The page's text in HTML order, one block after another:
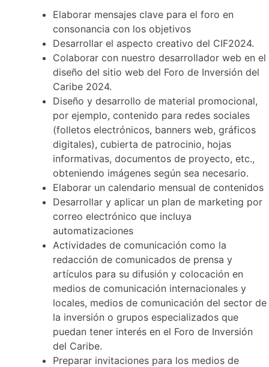
Elaborar mensajes clave para el foro en
consonancia con los objetivos
Desarrollar el aspecto creativo del CIF2024.
Colaborar con nuestro desarrollador web en el
diseño del sitio web del Foro de Inversión del
Caribe 2024.
Diseño y desarrollo de material promocional,
por ejemplo, contenido para redes sociales
(folletos electrónicos, banners web, gráficos
digitales), cubierta de patrocinio, hojas
informativas, documentos de proyecto, etc.,
obteniendo imágenes según sea necesario.
Elaborar un calendario mensual de contenidos
Desarrollar y aplicar un plan de marketing por
correo electrónico que incluya
automatizaciones
Actividades de comunicación como la
redacción de comunicados de prensa y
artículos para su difusión y colocación en
medios de comunicación internacionales y
locales, medios de comunicación del sector de
la inversión o grupos especializados que
puedan tener interés en el Foro de Inversión
del Caribe.
Preparar invitaciones para los medios de